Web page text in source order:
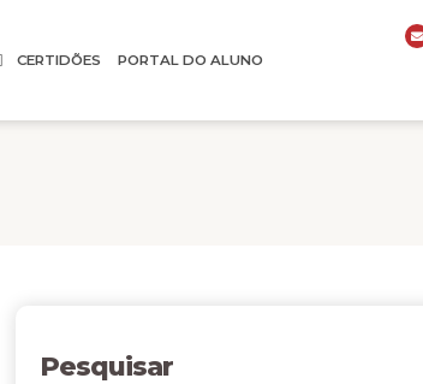
CERTIDÕES PORTAL DO ALUNO
Pesquisar